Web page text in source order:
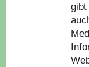
gibt